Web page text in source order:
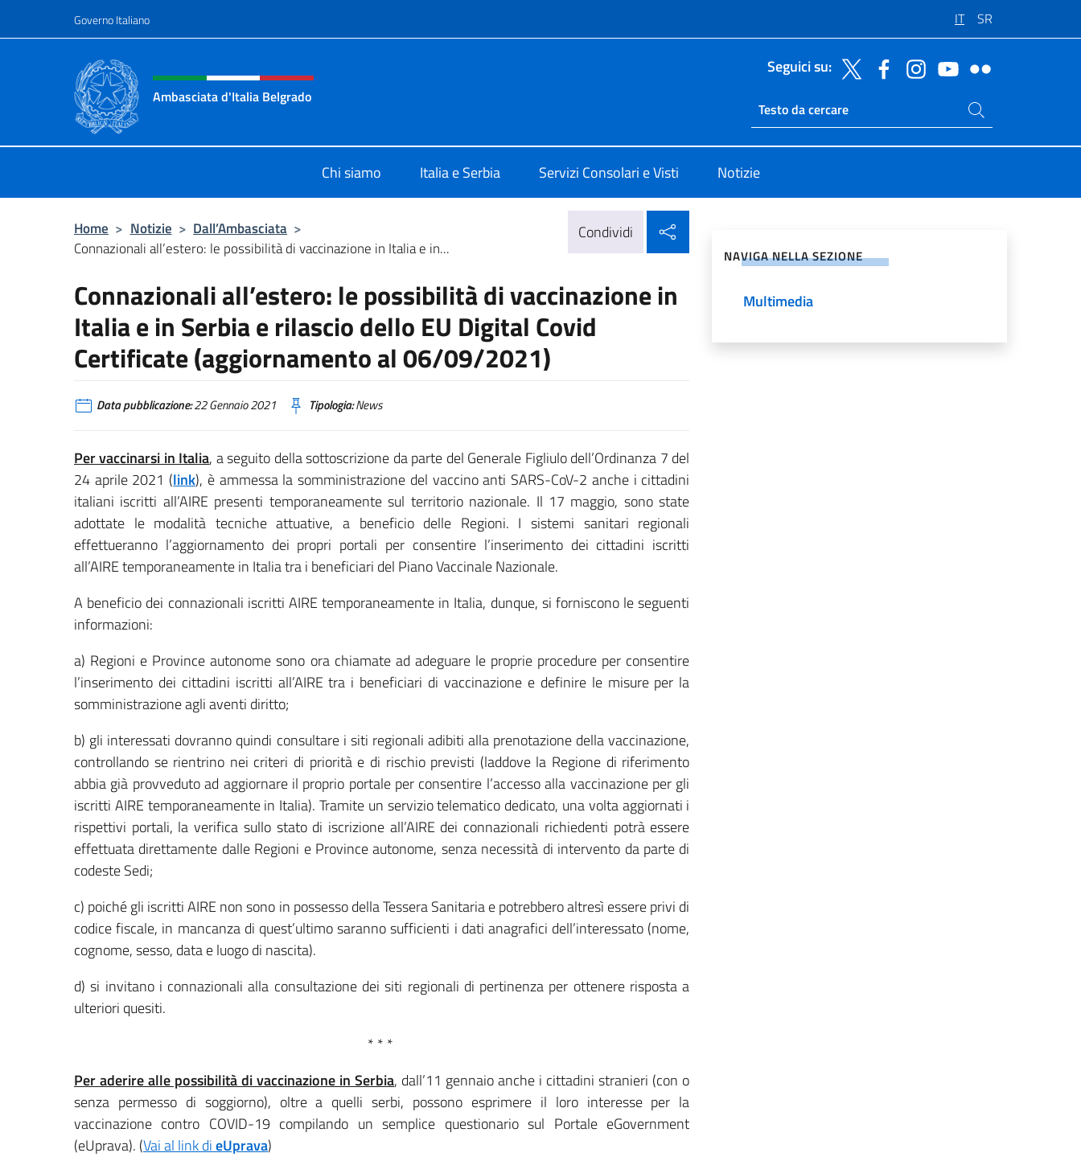
Governo Italiano IT SR
Intestazione sito, social e menù
Ambasciata d'Italia Belgrado
Seguici su:
Ricerca sito live
Cerca nel sito
Chi siamo Italia e Serbia Servizi Consolari e Visti Notizie
Home > Notizie > Dall’Ambasciata >
Connazionali all’estero: le possibilità di vaccinazione in Italia e in...
Condividi
Connazionali all’estero: le possibilità di vaccinazione in
Italia e in Serbia e rilascio dello EU Digital Covid
Certificate (aggiornamento al 06/09/2021)
Data pubblicazione:22 Gennaio 2021 Tipologia:News
Per vaccinarsi in Italia, a seguito della sottoscrizione da parte del Generale Figliulo dell’Ordinanza 7 del
24 aprile 2021 (link), è ammessa la somministrazione del vaccino anti SARS-CoV-2 anche i cittadini
italiani iscritti all’AIRE presenti temporaneamente sul territorio nazionale. Il 17 maggio, sono state
adottate le modalità tecniche attuative, a beneficio delle Regioni. I sistemi sanitari regionali
effettueranno l’aggiornamento dei propri portali per consentire l’inserimento dei cittadini iscritti
all’AIRE temporaneamente in Italia tra i beneficiari del Piano Vaccinale Nazionale.
A beneficio dei connazionali iscritti AIRE temporaneamente in Italia, dunque, si forniscono le seguenti
informazioni:
a) Regioni e Province autonome sono ora chiamate ad adeguare le proprie procedure per consentire
l’inserimento dei cittadini iscritti all’AIRE tra i beneficiari di vaccinazione e definire le misure per la
somministrazione agli aventi diritto;
b) gli interessati dovranno quindi consultare i siti regionali adibiti alla prenotazione della vaccinazione,
controllando se rientrino nei criteri di priorità e di rischio previsti (laddove la Regione di riferimento
abbia già provveduto ad aggiornare il proprio portale per consentire l’accesso alla vaccinazione per gli
iscritti AIRE temporaneamente in Italia). Tramite un servizio telematico dedicato, una volta aggiornati i
rispettivi portali, la verifica sullo stato di iscrizione all’AIRE dei connazionali richiedenti potrà essere
effettuata direttamente dalle Regioni e Province autonome, senza necessità di intervento da parte di
codeste Sedi;
c) poiché gli iscritti AIRE non sono in possesso della Tessera Sanitaria e potrebbero altresì essere privi di
codice fiscale, in mancanza di quest’ultimo saranno sufficienti i dati anagrafici dell’interessato (nome,
cognome, sesso, data e luogo di nascita).
d) si invitano i connazionali alla consultazione dei siti regionali di pertinenza per ottenere risposta a
ulteriori quesiti.
* * *
Per aderire alle possibilità di vaccinazione in Serbia, dall’11 gennaio anche i cittadini stranieri (con o
senza permesso di soggiorno), oltre a quelli serbi, possono esprimere il loro interesse per la
vaccinazione contro COVID-19 compilando un semplice questionario sul Portale eGovernment
(eUprava). (Vai al link dieUprava)
NAVIGA NELLA SEZIONE
Multimedia